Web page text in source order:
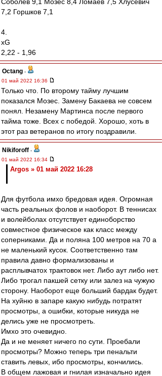
7,2 Горшков 7,1
4.
xG
2,22 - 1,96
Octang -
01 май 2022 16:36
Только что. По второму тайму лучшим
показался Мозес. Замену Бакаева не совсем
понял. Незамену Мартинса после первого
тайма тоже. Всех с победой. Хорошо, хоть в
этот раз ветеранов по итогу поздравили.
Nikiforoff -
01 май 2022 16:34
Argos » 01 май 2022 16:28
Для футбола имхо бредовая идея. Огромная
часть реальных фолов и наоборот. В теннисах
и волейболах отсутствует единоборство
совместное физическое как класс между
соперниками. Да и поляна 100 метров на 70 а
не маленький кусок. Соответственно там
правила давно формализованы и
расплывчатох трактовок нет. Либо аут либо нет.
Либо трогал пакшей сетку или залез на чужую
сторону. Наоборот еще больший бардак будет.
На хуйню в запаре какую нибудь потратят
просмотры, а ошибки, которые никуда не
делись уже не просмотреть.
Имхо это очевидно.
Да и не меняет ничего по сути. Проебали
просмотры? Можно теперь три пенальти
ставить левых, ибо просмотры, кончились.
В общем лажовая и гнилая изначально идея